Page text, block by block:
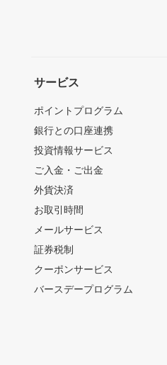
サービス
ポイントプログラム
銀行との口座連携
投資情報サービス
ご入金・ご出金
外貨決済
お取引時間
メールサービス
証券税制
クーポンサービス
バースデープログラム